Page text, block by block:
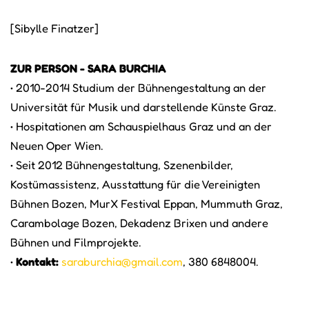
[Sibylle Finatzer]
ZUR PERSON - SARA BURCHIA
• 2010-2014 Studium der Bühnengestaltung an der
Universität für Musik und darstellende Künste Graz.
• Hospitationen am Schauspielhaus Graz und an der
Neuen Oper Wien.
• Seit 2012 Bühnengestaltung, Szenenbilder,
Kostümassistenz, Ausstattung für die Vereinigten
Bühnen Bozen, MurX Festival Eppan, Mummuth Graz,
Carambolage Bozen, Dekadenz Brixen und andere
Bühnen und Filmprojekte.
• Kontakt: saraburchia@gmail.com, 380 6848004.